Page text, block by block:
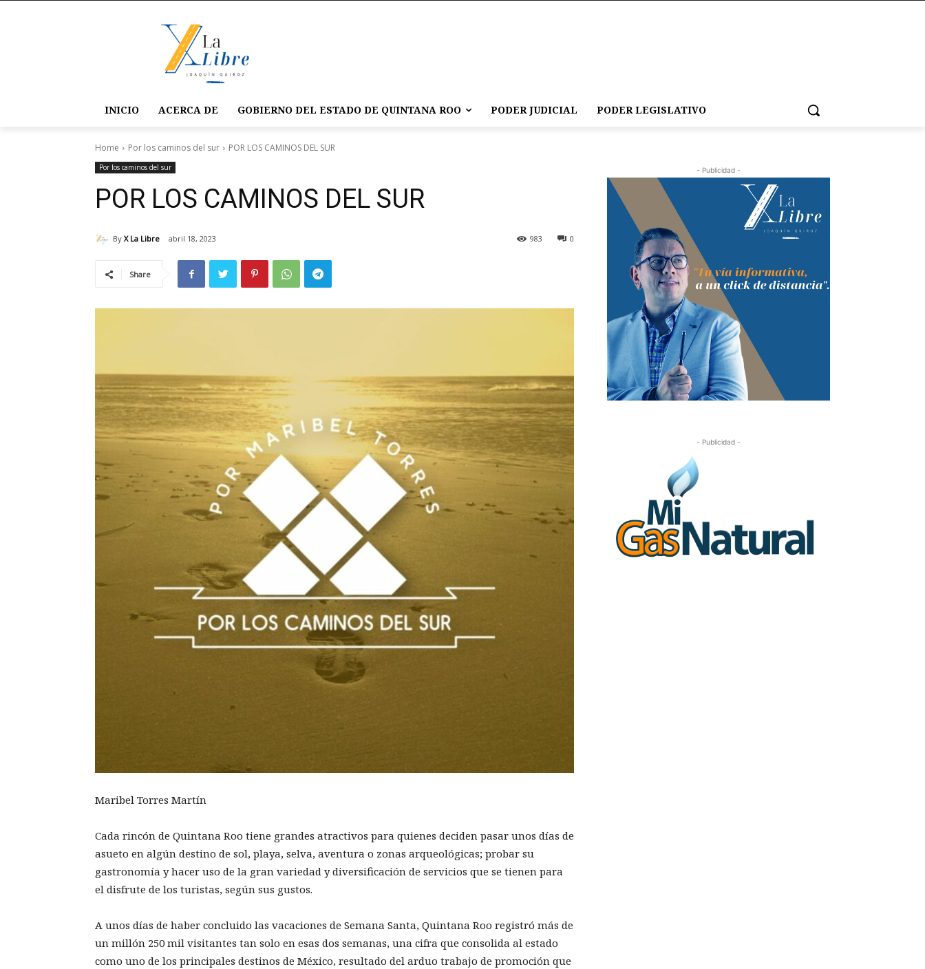
INICIO ACERCA DE GOBIERNO DEL ESTADO DE QUINTANA ROO PODER JUDICIAL PODER LEGISLATIVO
Home Por los caminos del sur POR LOS CAMINOS DEL SUR
Por los caminos del sur
POR LOS CAMINOS DEL SUR
By X La Libre abril 18, 2023 0
983
Share
Maribel Torres Martín
Cada rincón de Quintana Roo tiene grandes atractivos para quienes deciden pasar unos días de
asueto en algún destino de sol, playa, selva, aventura o zonas arqueológicas; probar su
gastronomía y hacer uso de la gran variedad y diversificación de servicios que se tienen para
el disfrute de los turistas, según sus gustos.
A unos días de haber concluido las vacaciones de Semana Santa, Quintana Roo registró más de
un millón 250 mil visitantes tan solo en esas dos semanas, una cifra que consolida al estado
como uno de los principales destinos de México, resultado del arduo trabajo de promoción que
- Publicidad -
- Publicidad -